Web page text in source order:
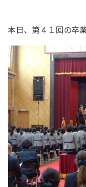
本日、第４１回の卒